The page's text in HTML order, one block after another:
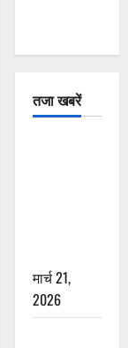
तजा खबरें
मार्च 21,
2026